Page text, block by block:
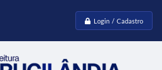
Login / Cadastro